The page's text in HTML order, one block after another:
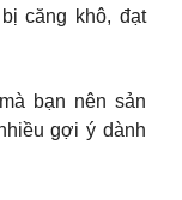
căng khô, đạt
bạn nên sản
gợi ý dành